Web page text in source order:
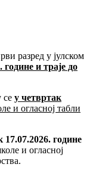
разред у јулском
. године и траје до
се у четвртак
и огласној табли
17.07.2026. године
и огласној